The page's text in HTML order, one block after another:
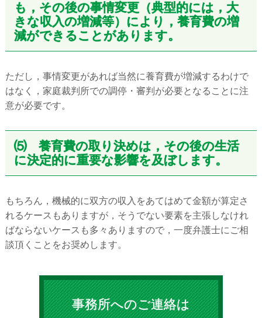
も，その後の事情変更（典型的には，大
きな収入の増減等）により，養育費の増
減ができることがあります。
ただし，事情変更があれば当然に養育費が増減するわけで
はなく，家庭裁判所での調停・審判が必要となることに注
意が必要です。
⑸ 養育費の取り決めは，その後の生活
に決定的に重要な影響を及ぼします。
もちろん，機械的に双方の収入をあてはめて金額が算定さ
れるケースもありますが，そうでない要素を主張しなけれ
ばならないケースも多々ありますので，一度弁護士にご相
談頂くことをお奨めします。
事務所へのご連絡は